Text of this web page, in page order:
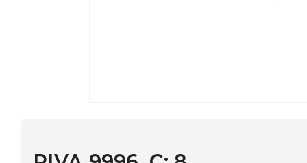
3–5 дней | Промокод